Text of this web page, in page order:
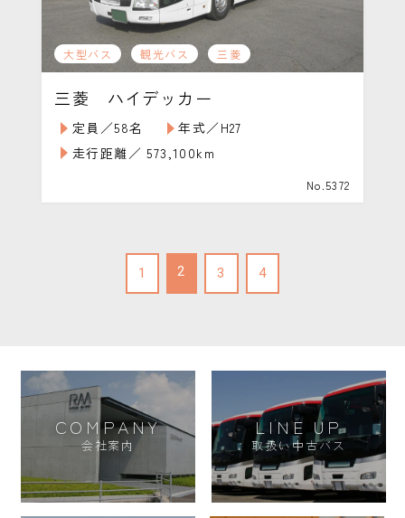
大型バス 観光バス 三菱
三菱 ハイデッカー
定員／58名
年式／H27
走行距離／ 573,100km
No.5372
1 2 3 4
COMPANY
会社案内
LINE UP
取扱い中古バス